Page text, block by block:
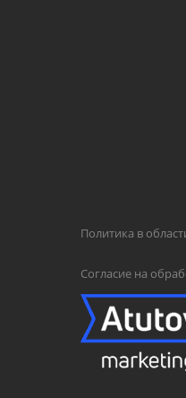
Политика в
Согласие на